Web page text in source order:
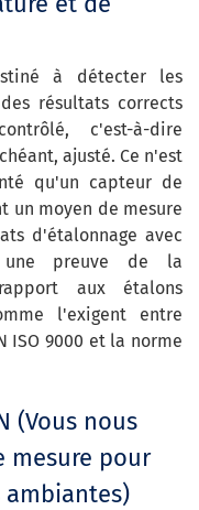
à détecter les
résultats corrects
c'est-à-dire
ajusté. Ce n'est
qu'un capteur de
un moyen de mesure
d'étalonnage avec
une preuve de la
aux étalons
l'exigent entre
ISO 9000 et la norme
(Vous nous
mesure pour